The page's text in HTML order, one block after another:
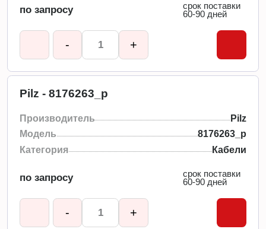
по запросу
срок поставки
60-90 дней
- +
Pilz - 8176263_p
Производитель
Pilz
Модель
8176263_p
Категория
Кабели
по запросу
срок поставки
60-90 дней
- +